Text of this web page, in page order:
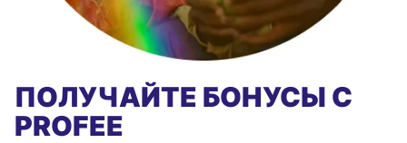
ПОЛУЧАЙТЕ БОНУСЫ С
PROFEE